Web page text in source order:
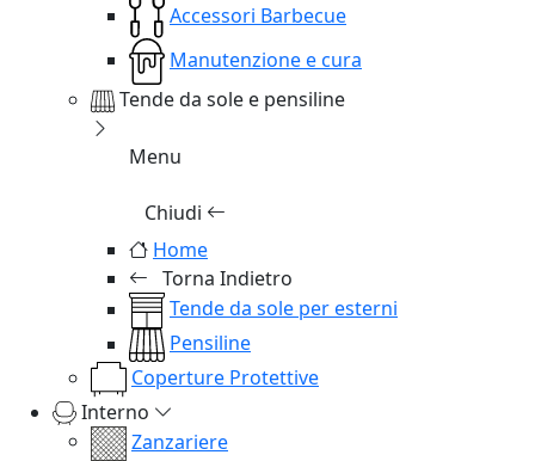
Accessori Barbecue
Manutenzione e cura
Tende da sole e pensiline
Menu
Chiudi
Home
Torna Indietro
Tende da sole per esterni
Pensiline
Coperture Protettive
Interno
Zanzariere